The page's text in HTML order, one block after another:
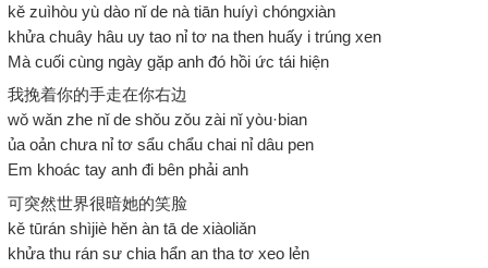
kě zuìhòu yù dào nǐ de nà tiān huíyì chóngxiàn
khửa chuây hâu uy tao nỉ tơ na then huấy i trúng xen
Mà cuối cùng ngày gặp anh đó hồi ức tái hiện
我挽着你的手走在你右边
wǒ wǎn zhe nǐ de shǒu zǒu zài nǐ yòu·bian
ủa oản chưa nỉ tơ sẩu chẩu chai nỉ dâu pen
Em khoác tay anh đi bên phải anh
可突然世界很暗她的笑脸
kě tūrán shìjiè hěn àn tā de xiàoliǎn
khửa thu rán sư chia hẩn an tha tơ xeo lẻn